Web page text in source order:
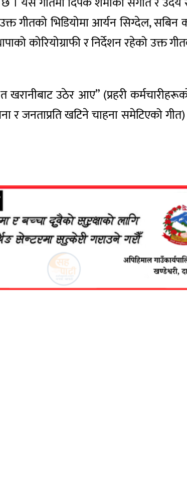
गीतको भिडियोमा आर्यन सिग्देल, सबिन
कोरियोग्राफी र निर्देशन रहेको उक्त
उठेर आए” (प्रहरी
र जनताप्रति खटिने चाहना समेटिएको